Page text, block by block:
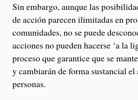
Sin embargo, aunque las
de acción parecen ilimitadas en
comunidades, no se puede
acciones no pueden hacerse ‘a la
proceso que garantice que se
y cambiarán de forma sustancial el
personas.